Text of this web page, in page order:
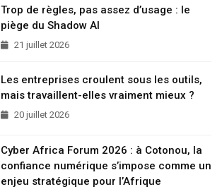
Trop de règles, pas assez d’usage : le
piège du Shadow AI
21 juillet 2026
Les entreprises croulent sous les outils,
mais travaillent-elles vraiment mieux ?
20 juillet 2026
Cyber Africa Forum 2026 : à Cotonou, la
confiance numérique s’impose comme un
enjeu stratégique pour l’Afrique